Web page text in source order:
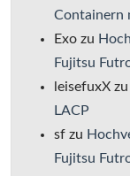
Containern
Exo zu
Fujitsu
leisefuxX zu
LACP
sf zu
Fujitsu